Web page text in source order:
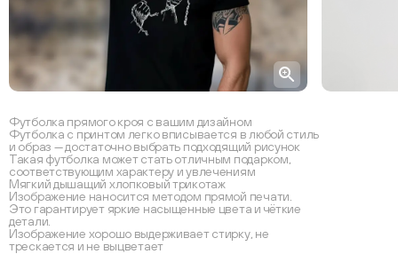
Футболка прямого кроя с вашим дизайном
Футболка с принтом легко вписывается в любой стиль
и образ — достаточно выбрать подходящий рисунок
Такая футболка может стать отличным подарком,
соответствующим характеру и увлечениям
Мягкий дышащий хлопковый трикотаж
Изображение наносится методом прямой печати.
Это гарантирует яркие насыщенные цвета и чёткие
детали.
Изображение хорошо выдерживает стирку, не
трескается и не выцветает